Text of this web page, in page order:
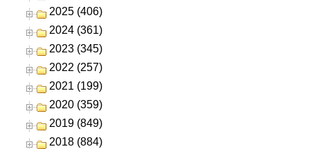
2025 (406)
2024 (361)
2023 (345)
2022 (257)
2021 (199)
2020 (359)
2019 (849)
2018 (884)